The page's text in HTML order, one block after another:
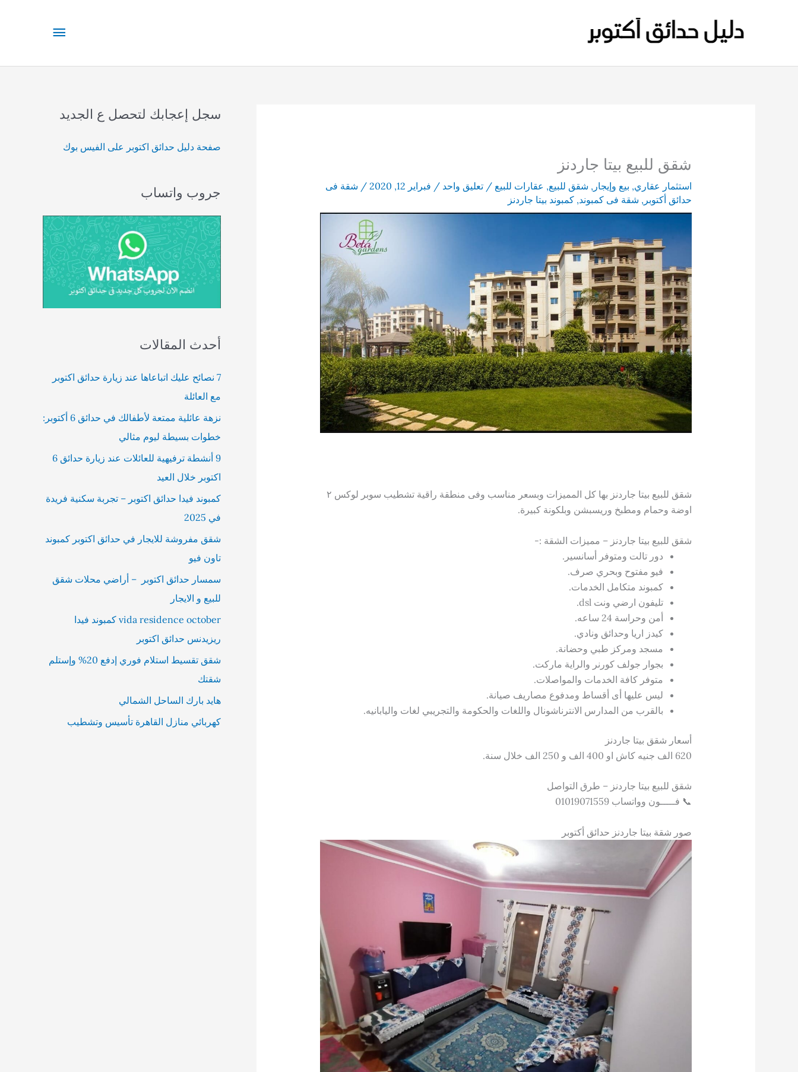
القائمة
شقق للبيع بيتا جاردنز
استثمار عقاري, بيع وإيجار , شقق للبيع, عقارات للبيع / تعليق واحد / فبراير 12, 2020 / شقة فى
حدائق أكتوبر , شقة فى كمبوند, كمبوند بيتا جاردنز
شقق للبيع بيتا جاردنز بها كل المميزات وبسعر مناسب وفى منطقة راقية تشطيب سوبر لوكس ٢
اوضة وحمام ومطبخ وريسبشن وبلكونة كبيرة.
شقق للبيع بيتا جاردنز – مميزات الشقة :-
دور تالت ومتوفر أسانسير.
فيو مفتوح وبحري صرف.
كمبوند متكامل الخدمات.
تليفون ارضي ونت dsl.
أمن وحراسة 24 ساعه.
كيدز اريا وحدائق ونادي.
مسجد ومركز طبي وحضانة.
بجوار جولف كورنر والراية ماركت.
متوفر كافة الخدمات والمواصلات.
ليس عليها أى أقساط ومدفوع مصاريف صيانة.
بالقرب من المدارس الانترناشونال واللغات والحكومة والتجريبي لغات واليابانيه.
أسعار شقق بيتا جاردنز
620 الف جنيه كاش او 400 الف و 250 الف خلال سنة.
شقق للبيع بيتا جاردنز – طرق التواصل
📞 فـــــون وواتساب 01019071559
صور شقة بيتا جاردنز حدائق أكتوبر
سجل إعجابك لتحصل ع الجديد
صفحة دليل حدائق اكتوبر على الفيس بوك
جروب واتساب
أحدث المقالات
7 نصائح عليك اتباعاها عند زيارة حدائق اكتوبر
مع العائلة
نزهة عائلية ممتعة لأطفالك في حدائق 6 أكتوبر:
خطوات بسيطة ليوم مثالي
9 أنشطة ترفيهية للعائلات عند زيارة حدائق 6
اكتوبر خلال العيد
كمبوند فيدا حدائق اكتوبر – تجربة سكنية فريدة
في 2025
شقق مفروشة للايجار في حدائق اكتوبر كمبوند
تاون فيو
سمسار حدائق اكتوبر – أراضي محلات شقق
للبيع و الايجار
vida residence october كمبوند فيدا
ريزيدنس حدائق اكتوبر
شقق تقسيط استلام فوري إدفع 20% وإستلم
شقتك
هايد بارك الساحل الشمالي
كهربائي منازل القاهرة تأسيس وتشطيب